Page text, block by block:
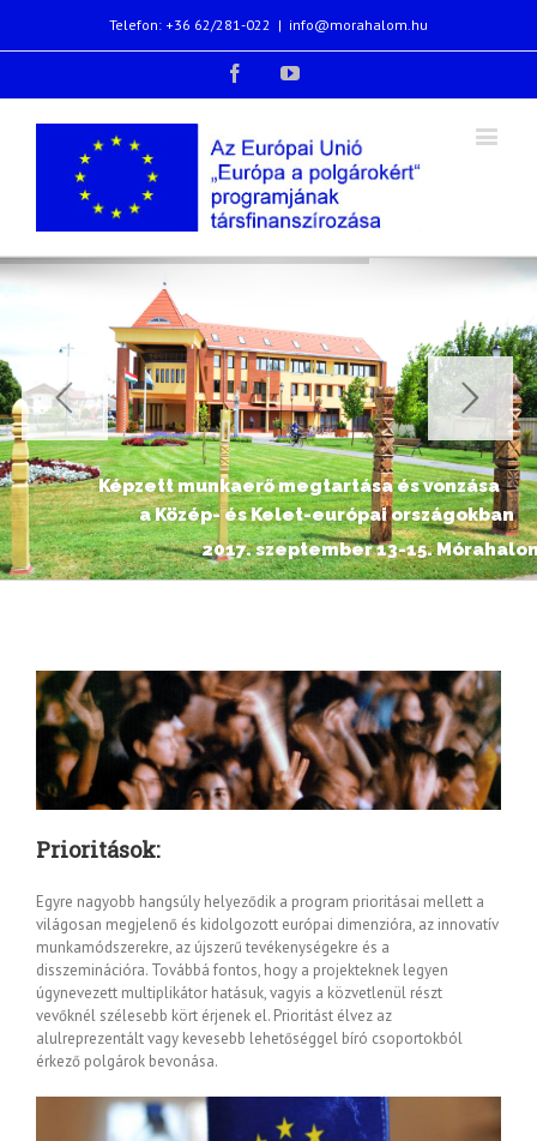
Telefon: +36 62/281-022 | info@morahalom.hu
FacebookYoutube
Képzett munkaerő megtartása és vonzása
a Közép- és Kelet-európai országokban
2017. szeptember 13-15.
Prioritások:
Egyre nagyobb hangsúly helyeződik a program prioritásai mellett a
világosan megjelenő és kidolgozott európai dimenzióra, az innovatív
munkamódszerekre, az újszerű tevékenységekre és a
disszeminációra. Továbbá fontos, hogy a projekteknek legyen
úgynevezett multiplikátor hatásuk, vagyis a közvetlenül részt
vevőknél szélesebb kört érjenek el. Prioritást élvez az
alulreprezentált vagy kevesebb lehetőséggel bíró csoportokból
érkező polgárok bevonása.